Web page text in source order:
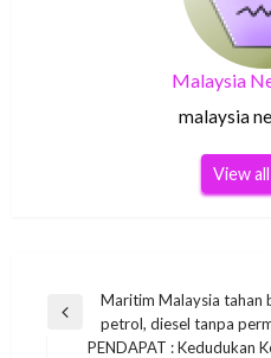
Malaysia
malaysia
View
Post
navigation
Previous
Maritim Malaysia tahan
petrol, diesel tanpa
PENDAPAT : Kedudukan